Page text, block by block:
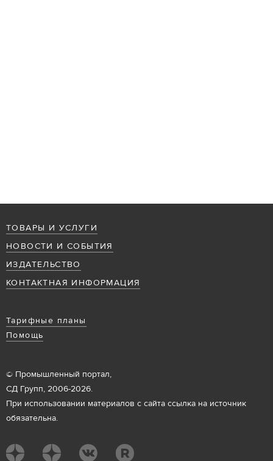
ТОВАРЫ И УСЛУГИ
НОВОСТИ И СОБЫТИЯ
ИЗДАТЕЛЬСТВО
КОНТАКТНАЯ ИНФОРМАЦИЯ
Тарифные планы
Помощь
© Промышленный портал,
СД Групп, 2006-2026.
При использовании материалов с сайта ссылка на источник
обязательна.